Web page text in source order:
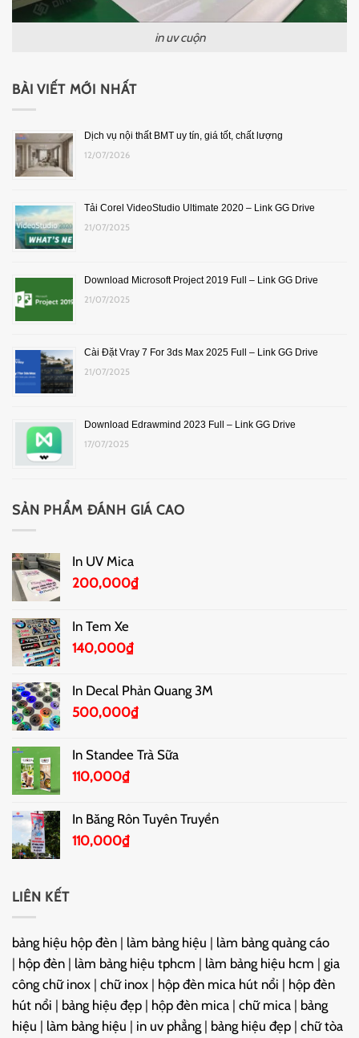
in uv cuộn
BÀI VIẾT MỚI NHẤT
Dịch vụ nội thất BMT uy tín, giá tốt, chất lượng
12/07/2026
Tải Corel VideoStudio Ultimate 2020 – Link GG Drive
21/07/2025
Download Microsoft Project 2019 Full – Link GG Drive
21/07/2025
Cài Đặt Vray 7 For 3ds Max 2025 Full – Link GG Drive
21/07/2025
Download Edrawmind 2023 Full – Link GG Drive
17/07/2025
SẢN PHẨM ĐÁNH GIÁ CAO
In UV Mica
200,000₫
In Tem Xe
140,000₫
In Decal Phản Quang 3M
500,000₫
In Standee Trà Sữa
110,000₫
In Băng Rôn Tuyên Truyền
110,000₫
LIÊN KẾT
bảng hiệu hộp đèn | làm bảng hiệu | làm bảng quảng cáo
| hộp đèn | làm bảng hiệu tphcm | làm bảng hiệu hcm | gia
công chữ inox | chữ inox | hộp đèn mica hút nổi | hộp đèn
hút nổi | bảng hiệu đẹp | hộp đèn mica | chữ mica | bảng
hiệu | làm bảng hiệu | in uv phẳng | bảng hiệu đẹp | chữ tòa